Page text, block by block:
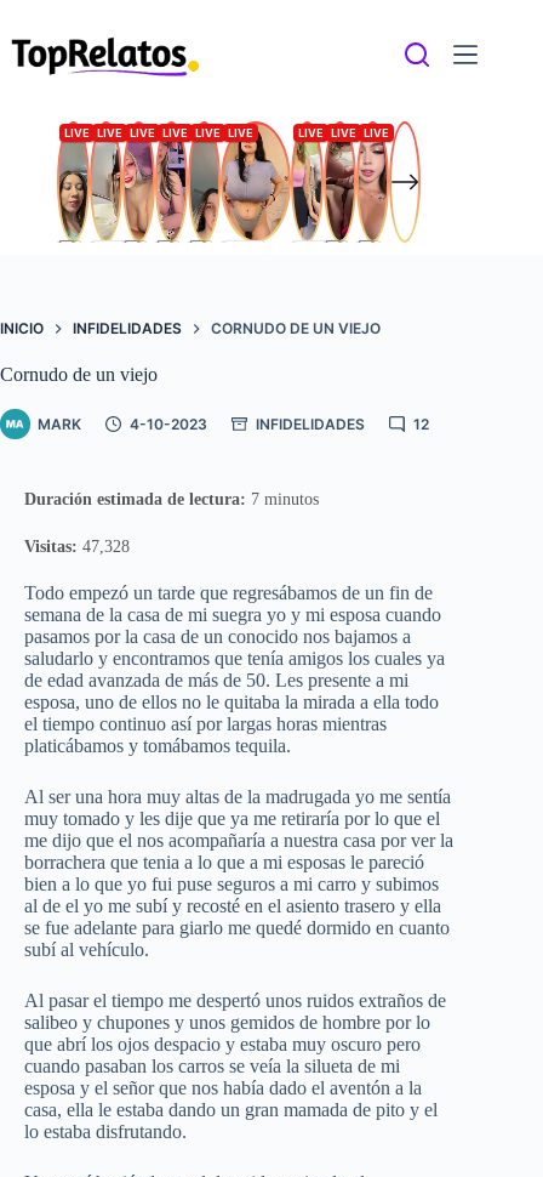
contenido
INICIO INFIDELIDADES CORNUDO DE UN VIEJO
Cornudo de un viejo
MARK 4-10-2023 INFIDELIDADES 12
Duración estimada de lectura: 7 minutos
Visitas: 47,328
Todo empezó un tarde que regresábamos de un fin de
semana de la casa de mi suegra yo y mi esposa cuando
pasamos por la casa de un conocido nos bajamos a
saludarlo y encontramos que tenía amigos los cuales ya
de edad avanzada de más de 50. Les presente a mi
esposa, uno de ellos no le quitaba la mirada a ella todo
el tiempo continuo así por largas horas mientras
platicábamos y tomábamos tequila.
Al ser una hora muy altas de la madrugada yo me sentía
muy tomado y les dije que ya me retiraría por lo que el
me dijo que el nos acompañaría a nuestra casa por ver la
borrachera que tenia a lo que a mi esposas le pareció
bien a lo que yo fui puse seguros a mi carro y subimos
al de el yo me subí y recosté en el asiento trasero y ella
se fue adelante para giarlo me quedé dormido en cuanto
subí al vehículo.
Al pasar el tiempo me despertó unos ruidos extraños de
salibeo y chupones y unos gemidos de hombre por lo
que abrí los ojos despacio y estaba muy oscuro pero
cuando pasaban los carros se veía la silueta de mi
esposa y el señor que nos había dado el aventón a la
casa, ella le estaba dando un gran mamada de pito y el
lo estaba disfrutando.